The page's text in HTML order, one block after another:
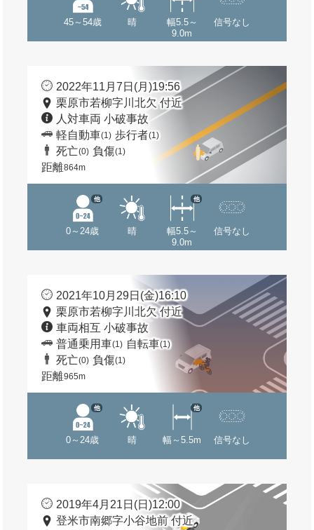
45～54歳 晴
幅5.5～
9.0m
信号なし
2022年11月7日(月)19:56
栗原市若柳字川北欠 付近
人対車両 小破事故
軽自動車(1) 歩行者(1)
死亡(0) 負傷(1)
距離864m
0～24歳
他
晴
幅5.5～
9.0m
他
信号なし
2021年10月29日(金)16:10
栗原市若柳字川北欠 付近
車両相互 小破事故
普通乗用車(1) 自転車(1)
死亡(0) 負傷(1)
距離965m
0～24歳
他
晴 幅～5.5m
他
信号なし
2019年4月21日(日)12:00
登米市南郷字小谷地前 付近